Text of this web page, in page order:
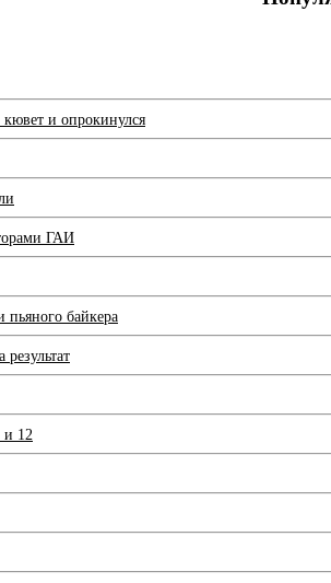
и опрокинулся
ГАИ
байкера
и 12